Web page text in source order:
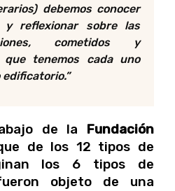
debemos conocer
y reflexionar sobre las
cometidos y
que tenemos cada uno
”
de la Fundación
de los 12 tipos de
los 6 tipos de
objeto de una